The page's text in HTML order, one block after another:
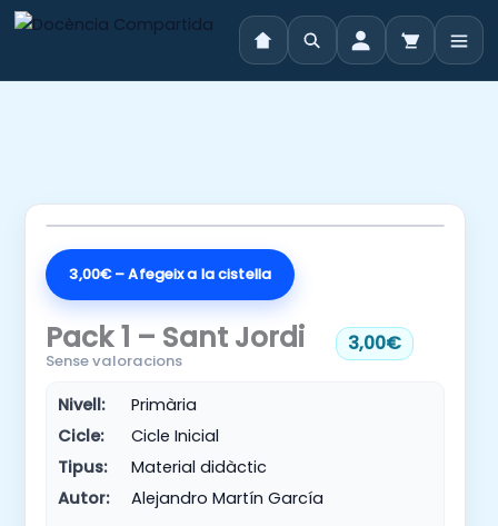
3,00€ – Afegeix a la cistella
Pack 1 – Sant Jordi 3,00€
Sense valoracions
Nivell:
Primària
Cicle:
Cicle Inicial
Tipus:
Material didàctic
Autor:
Alejandro Martín García